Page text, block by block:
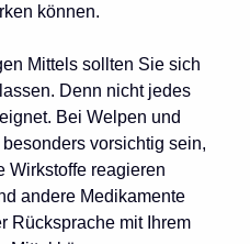
können.
Mittels sollten Sie sich
Denn nicht jedes
Bei Welpen und
vorsichtig sein,
Wirkstoffe reagieren
andere Medikamente
Rücksprache mit Ihrem